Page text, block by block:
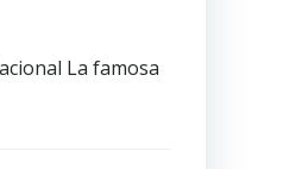
La famosa